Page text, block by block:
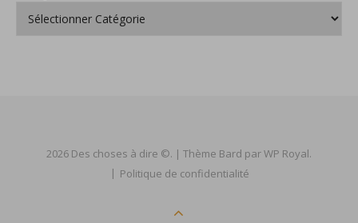
2026 Des choses à dire ©. | Thème Bard parWP Royal.
Politique de confidentialité